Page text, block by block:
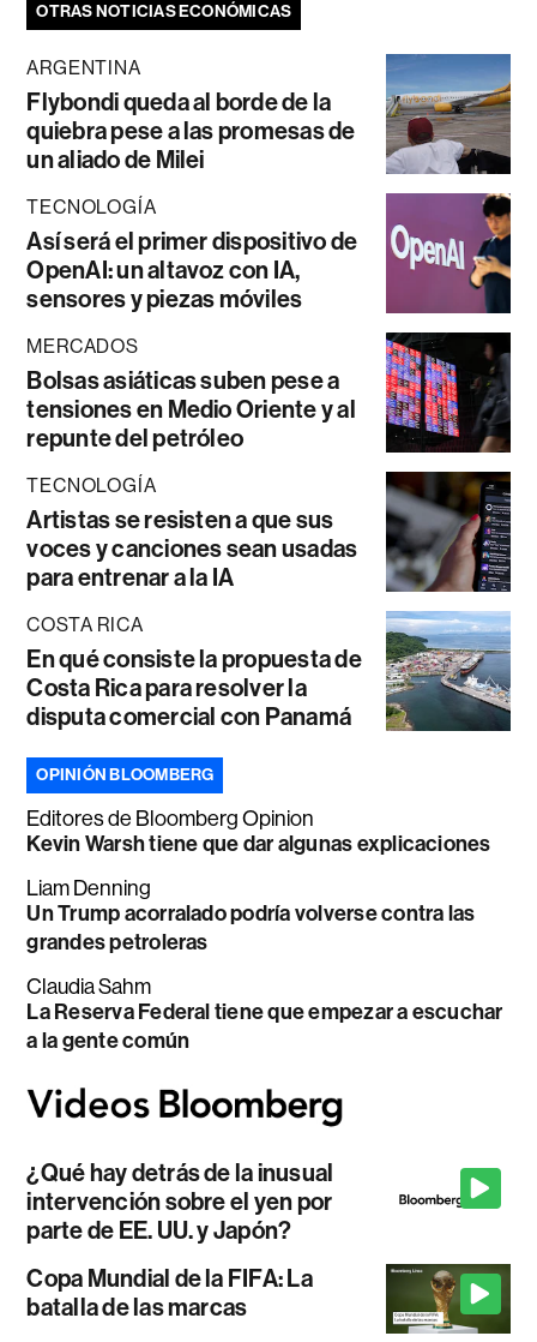
OTRAS NOTICIAS ECONÓMICAS
ARGENTINA
Flybondi queda al borde de la
quiebra pese a las promesas de
un aliado de Milei
TECNOLOGÍA
Así será el primer dispositivo de
OpenAI: un altavoz con IA,
sensores y piezas móviles
MERCADOS
Bolsas asiáticas suben pese a
tensiones en Medio Oriente y al
repunte del petróleo
TECNOLOGÍA
Artistas se resisten a que sus
voces y canciones sean usadas
para entrenar a la IA
COSTA RICA
En qué consiste la propuesta de
Costa Rica para resolver la
disputa comercial con Panamá
OPINIÓN BLOOMBERG
Editores de Bloomberg Opinion
Kevin Warsh tiene que dar algunas explicaciones
Liam Denning
Un Trump acorralado podría volverse contra las
grandes petroleras
Claudia Sahm
La Reserva Federal tiene que empezar a escuchar
a la gente común
¿Qué hay detrás de la inusual
intervención sobre el yen por
parte de EE. UU. y Japón?
Copa Mundial de la FIFA: La
batalla de las marcas